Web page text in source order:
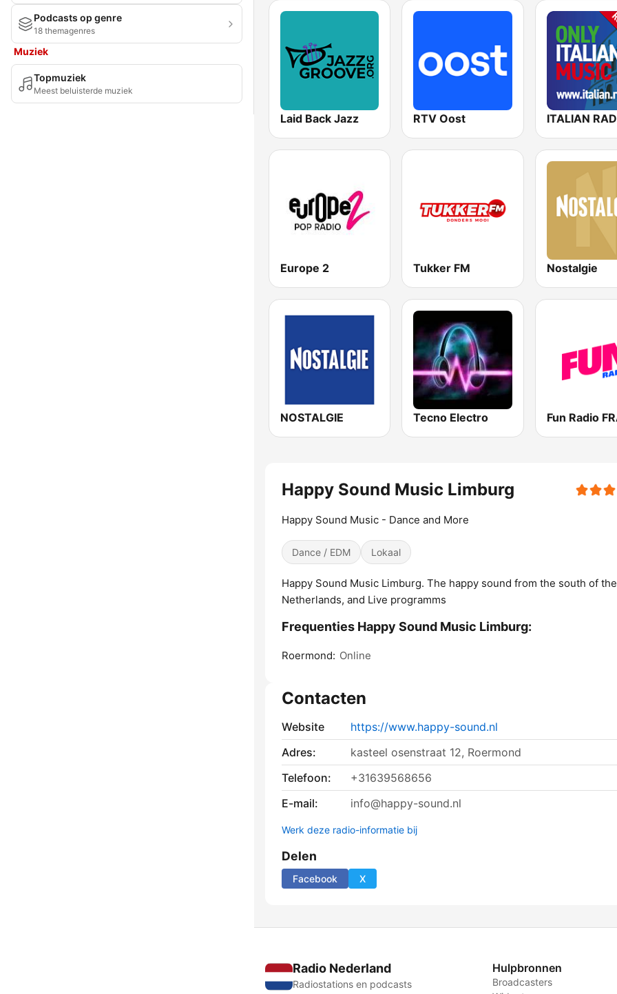
Podcasts op genre
18 themagenres
Muziek
Topmuziek
Meest beluisterde muziek
Laid Back Jazz RTV Oost
Europe 2 Tukker FM Nostalgie
NOSTALGIE Tecno Electro
Happy Sound Music Limburg
Happy Sound Music - Dance and More
Dance / EDM Lokaal
Happy Sound Music Limburg. The happy sound from the south of the
Netherlands, and Live programms
Frequenties Happy Sound Music Limburg:
Roermond: Online
Contacten
Website
https://www.happy-sound.nl
Adres:
kasteel osenstraat 12, Roermond
Telefoon:
+31639568656
E-mail:
info@happy-sound.nl
Werk deze radio-informatie bij
Delen
Facebook X
Radio Nederland
Radiostations en podcasts
Hulpbronnen
Broadcasters